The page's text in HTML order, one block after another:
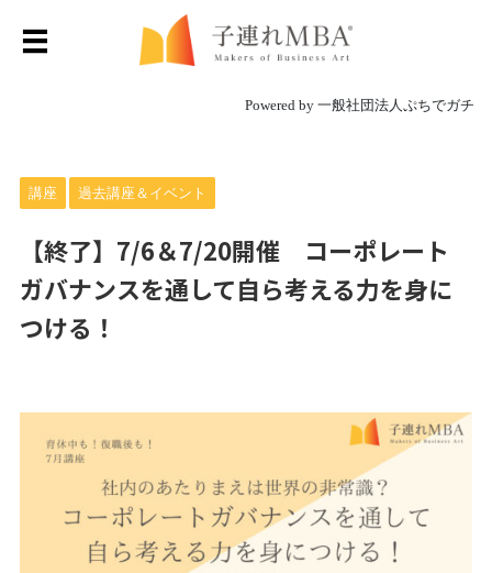
Powered by 一般社団法人ぷちでガチ
講座 過去講座＆イベント
【終了】7/6＆7/20開催 コーポレート
ガバナンスを通して自ら考える力を身に
つける！